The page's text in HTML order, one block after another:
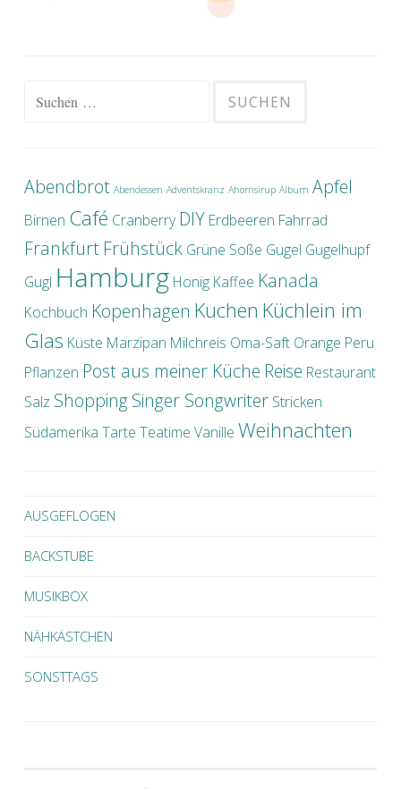
Suche nach:
Abendbrot Abendessen Adventskranz Ahornsirup Album Apfel
Birnen Café Cranberry DIY Erdbeeren Fahrrad
Frankfurt Frühstück Grüne Soße Gugel Gugelhupf
Gugl Hamburg Honig Kaffee Kanada
Kochbuch Kopenhagen Kuchen Küchlein im
Glas Küste Marzipan Milchreis Oma-Saft Orange Peru
Pflanzen Post aus meiner Küche Reise Restaurant
Salz ShoppingSinger Songwriter Stricken
Südamerika Tarte Teatime Vanille Weihnachten
AUSGEFLOGEN
BACKSTUBE
MUSIKBOX
NÄHKÄSTCHEN
SONSTTAGS